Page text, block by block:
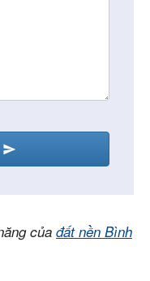
của đất nền Bình